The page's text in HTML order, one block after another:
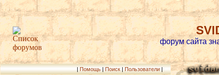
форум сайта
| Помощь | Поиск | Пользователи |